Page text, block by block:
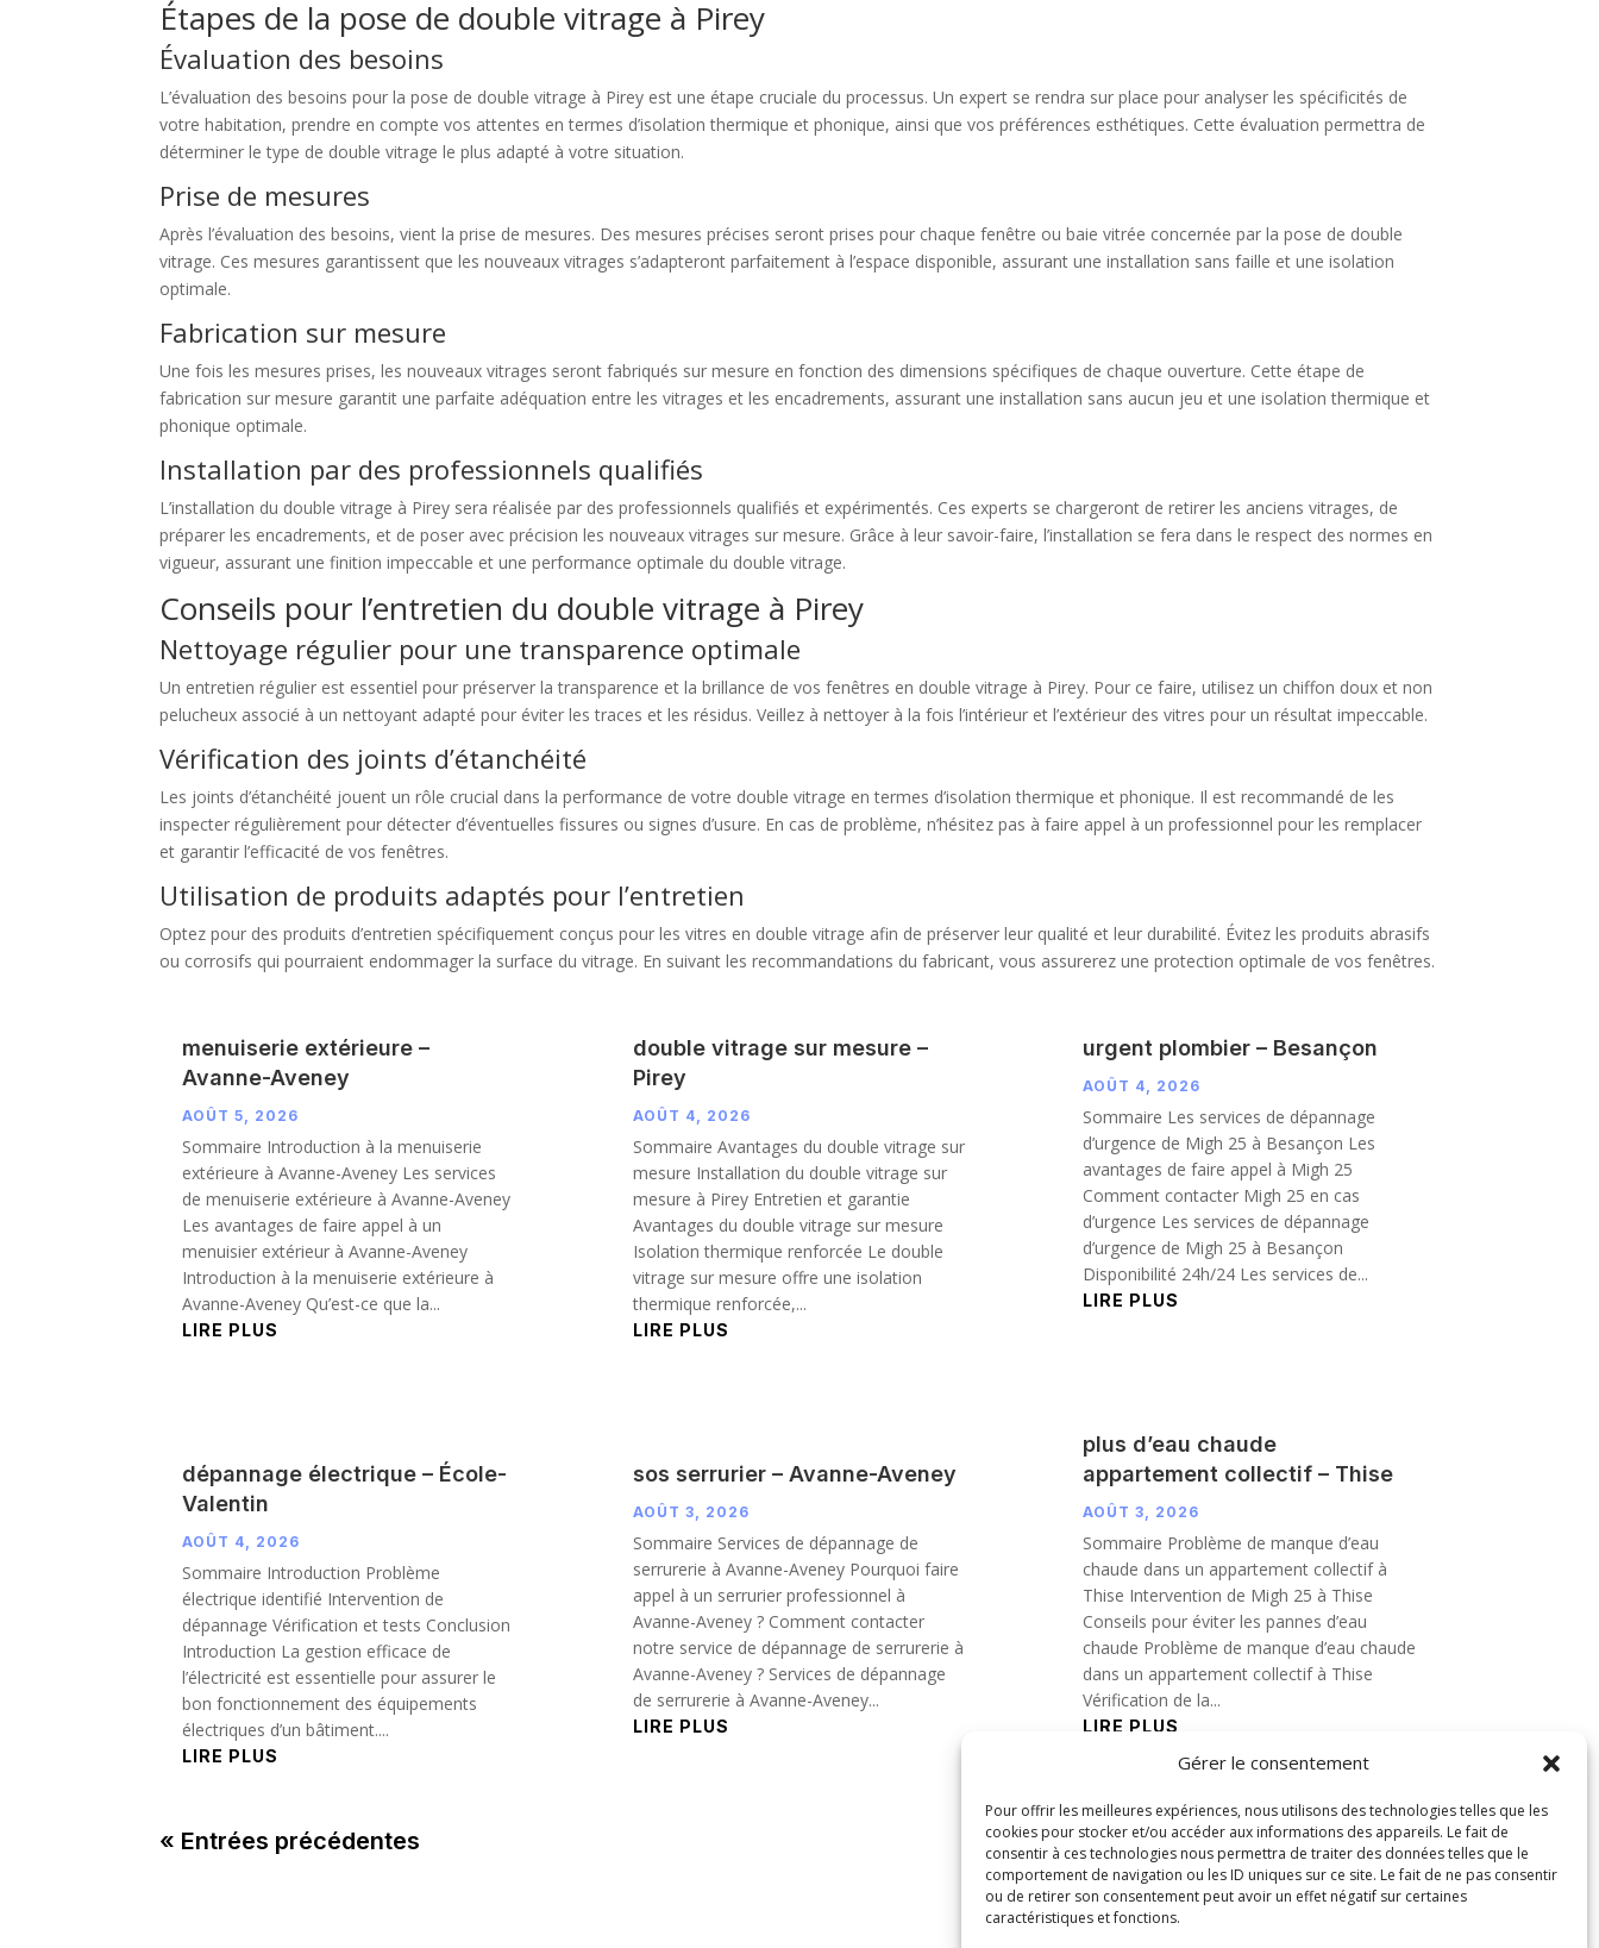
Gérer le consentement
Pour offrir les meilleures expériences, nous utilisons des technologies telles que les
cookies pour stocker et/ou accéder aux informations des appareils. Le fait de
consentir à ces technologies nous permettra de traiter des données telles que le
comportement de navigation ou les ID uniques sur ce site. Le fait de ne pas consentir
ou de retirer son consentement peut avoir un effet négatif sur certaines
caractéristiques et fonctions.
Étapes de la pose de double vitrage à Pirey
Évaluation des besoins
L’évaluation des besoins pour la pose de double vitrage à Pirey est une étape cruciale du processus. Un expert se rendra sur place pour analyser les spécificités de
votre habitation, prendre en compte vos attentes en termes d’isolation thermique et phonique, ainsi que vos préférences esthétiques. Cette évaluation permettra de
déterminer le type de double vitrage le plus adapté à votre situation.
Prise de mesures
Après l’évaluation des besoins, vient la prise de mesures. Des mesures précises seront prises pour chaque fenêtre ou baie vitrée concernée par la pose de double
vitrage. Ces mesures garantissent que les nouveaux vitrages s’adapteront parfaitement à l’espace disponible, assurant une installation sans faille et une isolation
optimale.
Fabrication sur mesure
Une fois les mesures prises, les nouveaux vitrages seront fabriqués sur mesure en fonction des dimensions spécifiques de chaque ouverture. Cette étape de
fabrication sur mesure garantit une parfaite adéquation entre les vitrages et les encadrements, assurant une installation sans aucun jeu et une isolation thermique et
phonique optimale.
Installation par des professionnels qualifiés
L’installation du double vitrage à Pirey sera réalisée par des professionnels qualifiés et expérimentés. Ces experts se chargeront de retirer les anciens vitrages, de
préparer les encadrements, et de poser avec précision les nouveaux vitrages sur mesure. Grâce à leur savoir-faire, l’installation se fera dans le respect des normes en
vigueur, assurant une finition impeccable et une performance optimale du double vitrage.
Conseils pour l’entretien du double vitrage à Pirey
Nettoyage régulier pour une transparence optimale
Un entretien régulier est essentiel pour préserver la transparence et la brillance de vos fenêtres en double vitrage à Pirey. Pour ce faire, utilisez un chiffon doux et non
pelucheux associé à un nettoyant adapté pour éviter les traces et les résidus. Veillez à nettoyer à la fois l’intérieur et l’extérieur des vitres pour un résultat impeccable.
Vérification des joints d’étanchéité
Les joints d’étanchéité jouent un rôle crucial dans la performance de votre double vitrage en termes d’isolation thermique et phonique. Il est recommandé de les
inspecter régulièrement pour détecter d’éventuelles fissures ou signes d’usure. En cas de problème, n’hésitez pas à faire appel à un professionnel pour les remplacer
et garantir l’efficacité de vos fenêtres.
Utilisation de produits adaptés pour l’entretien
Optez pour des produits d’entretien spécifiquement conçus pour les vitres en double vitrage afin de préserver leur qualité et leur durabilité. Évitez les produits abrasifs
ou corrosifs qui pourraient endommager la surface du vitrage. En suivant les recommandations du fabricant, vous assurerez une protection optimale de vos fenêtres.
menuiserie extérieure –
Avanne-Aveney
AOÛT 5, 2026
Sommaire Introduction à la menuiserie
extérieure à Avanne-Aveney Les services
de menuiserie extérieure à Avanne-Aveney
Les avantages de faire appel à un
menuisier extérieur à Avanne-Aveney
Introduction à la menuiserie extérieure à
Avanne-Aveney Qu’est-ce que la...
LIRE PLUS
dépannage électrique – École-
Valentin
AOÛT 4, 2026
Sommaire Introduction Problème
électrique identifié Intervention de
dépannage Vérification et tests Conclusion
Introduction La gestion efficace de
l’électricité est essentielle pour assurer le
bon fonctionnement des équipements
électriques d’un bâtiment....
LIRE PLUS
double vitrage sur mesure –
Pirey
AOÛT 4, 2026
Sommaire Avantages du double vitrage sur
mesure Installation du double vitrage sur
mesure à Pirey Entretien et garantie
Avantages du double vitrage sur mesure
Isolation thermique renforcée Le double
vitrage sur mesure offre une isolation
thermique renforcée,...
LIRE PLUS
sos serrurier – Avanne-Aveney
AOÛT 3, 2026
Sommaire Services de dépannage de
serrurerie à Avanne-Aveney Pourquoi faire
appel à un serrurier professionnel à
Avanne-Aveney ? Comment contacter
notre service de dépannage de serrurerie à
Avanne-Aveney ? Services de dépannage
de serrurerie à Avanne-Aveney...
LIRE PLUS
urgent plombier – Besançon
AOÛT 4, 2026
Sommaire Les services de dépannage
d’urgence de Migh 25 à Besançon Les
avantages de faire appel à Migh 25
Comment contacter Migh 25 en cas
d’urgence Les services de dépannage
d’urgence de Migh 25 à Besançon
Disponibilité 24h/24 Les services de...
LIRE PLUS
plus d’eau chaude
appartement collectif – Thise
AOÛT 3, 2026
Sommaire Problème de manque d’eau
chaude dans un appartement collectif à
Thise Intervention de Migh 25 à Thise
Conseils pour éviter les pannes d’eau
chaude Problème de manque d’eau chaude
dans un appartement collectif à Thise
Vérification de la...
LIRE PLUS
« Entrées précédentes